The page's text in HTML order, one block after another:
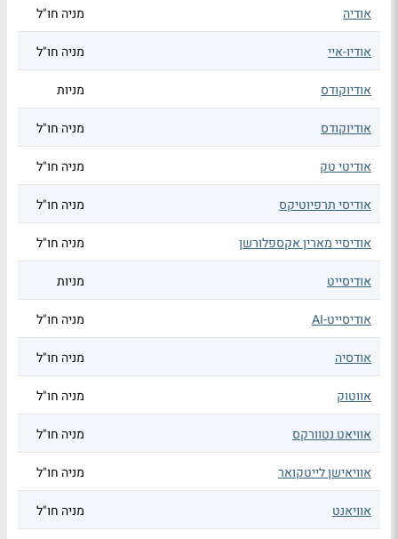
אודיה מניה חו"ל
אודיו-איי מניה חו"ל
אודיוקודס מניות
אודיוקודס מניה חו"ל
אודיטי טק מניה חו"ל
אודיסי תרפיוטיקס מניה חו"ל
אודיסיי מארין אקספלורשן מניה חו"ל
אודיסייט מניות
אודיסייט-AI מניה חו"ל
אודסיה מניה חו"ל
אווטוק מניה חו"ל
אוויאט נטוורקס מניה חו"ל
אוויאישן לייטקואר מניה חו"ל
אוויאנט מניה חו"ל